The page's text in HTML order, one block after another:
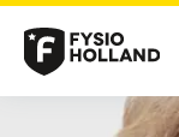
Onze zorg